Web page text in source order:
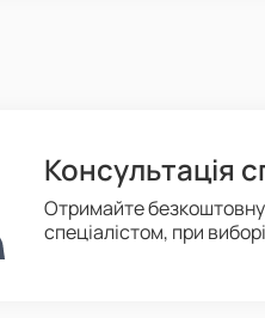
Консультація
Отримайте
спеціалістом, при